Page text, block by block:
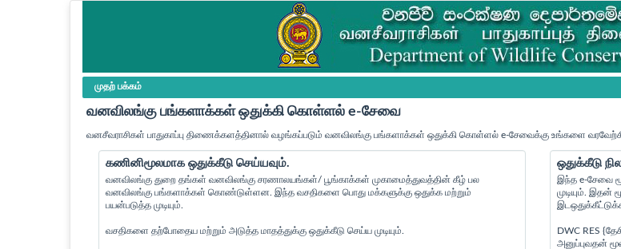
முதற் பக்கம்
வனவிலங்கு பங்களாக்கள் ஒதுக்கி கொள்ளல் e-சேவை
வனசீவராசிகள் பாதுகாப்பு திணைக்களத்தினால் வழங்கப்படும் வனவிலங்கு பங்களாக்கள் ஒதுக்கி கொள்ளல் e-சேவைக்கு உங்களை
கணினிமூலமாக ஒதுக்கீடு செய்யவும்.
வனவிலங்கு துறை தங்கள் வனவிலங்கு சரணாலயங்கள்/ பூங்காக்கள் முகாமைத்துவத்தின் கீழ் பல
வனவிலங்கு பங்களாக்கள் கொண்டுள்ளன. இந்த வசதிகளை பொது மக்களுக்கு ஒதுக்க மற்றும்
பயன்படுத்த முடியும்.
வசதிகளை தற்போதைய மற்றும் அடுத்த மாதத்துக்கு ஒதுக்கீடு செய்ய முடியும்.
ஒதுக்கீடு
இந்த e-சேவை
முடியும்.
DWC RES
அனுப்புவதன்